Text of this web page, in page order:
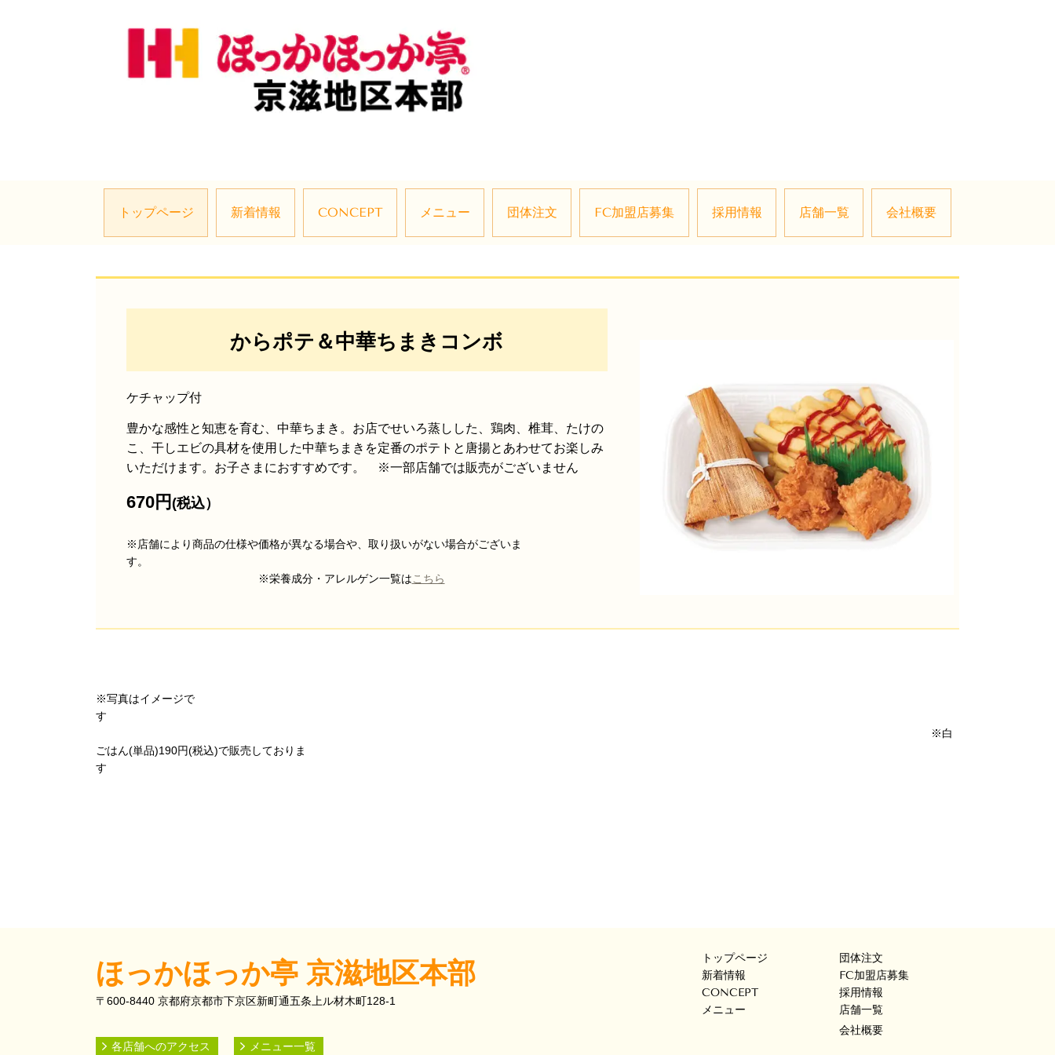
トップページ 新着情報 CONCEPT メニュー 団体注文 FC加盟店募集 採用情報 店舗一覧 会社概要
からポテ＆中華ちまきコンボ
ケチャップ付
豊かな感性と知恵を育む、中華ちまき。お店でせいろ蒸しした、鶏肉、椎茸、たけの
こ、干しエビの具材を使用した中華ちまきを定番のポテトと唐揚とあわせてお楽しみ
いただけます。お子さまにおすすめです。 ※一部店舗では販売がございません
670円 (税込）
※店舗により商品の仕様や価格が異なる場合や、取り扱いがない場合がございま
す。
※栄養成分・アレルゲン一覧はこちら
※写真はイメージで
す
※白
ごはん(単品)190円(税込)で販売しておりま
す
ほっかほっか亭 京滋地区本部
〒600-8440 京都府京都市下京区新町通五条上ル材木町128-1
各店舗へのアクセス メニュー一覧
トップページ
新着情報
CONCEPT
メニュー
団体注文
FC加盟店募集
採用情報
店舗一覧
会社概要